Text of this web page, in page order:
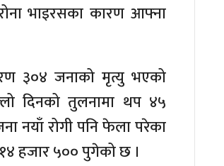
भाइरसका कारण आफ्ना
३०४ जनाको मृत्यु भएको
दिनको तुलनामा थप ४५
नयाँ रोगी पनि फेला परेका
हजार ५०० पुगेको छ ।